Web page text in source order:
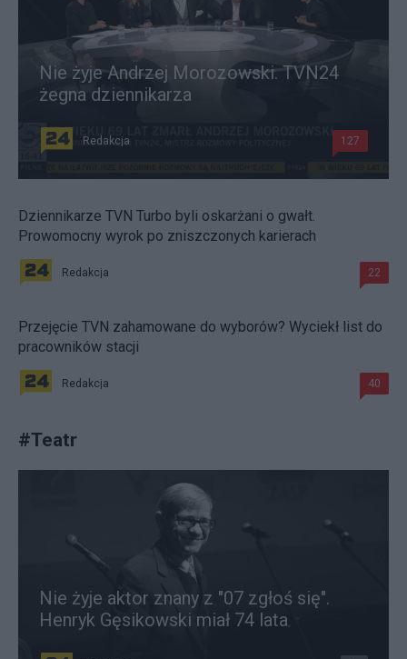
Nie żyje Andrzej Morozowski. TVN24
żegna dziennikarza
Redakcja 127
Dziennikarze TVN Turbo byli oskarżani o gwałt.
Prowomocny wyrok po zniszczonych karierach
Redakcja 22
Przejęcie TVN zahamowane do wyborów? Wyciekł list do
pracowników stacji
Redakcja 40
#Teatr
Nie żyje aktor znany z "07 zgłoś się".
Henryk Gęsikowski miał 74 lata